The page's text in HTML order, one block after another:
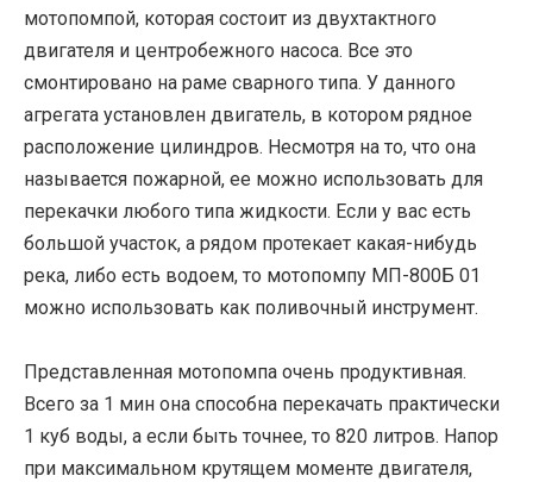
мотопомпой, которая состоит из двухтактного
двигателя и центробежного насоса. Все это
смонтировано на раме сварного типа. У данного
агрегата установлен двигатель, в котором рядное
расположение цилиндров. Несмотря на то, что она
называется пожарной, ее можно использовать для
перекачки любого типа жидкости. Если у вас есть
большой участок, а рядом протекает какая-нибудь
река, либо есть водоем, то мотопомпу МП-800Б 01
можно использовать как поливочный инструмент.
Представленная мотопомпа очень продуктивная.
Всего за 1 мин она способна перекачать практически
1 куб воды, а если быть точнее, то 820 литров. Напор
при максимальном крутящем моменте двигателя,